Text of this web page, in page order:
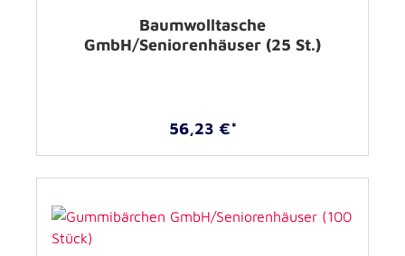
Baumwolltasche
GmbH/Seniorenhäuser (25 St.)
56,23 €*